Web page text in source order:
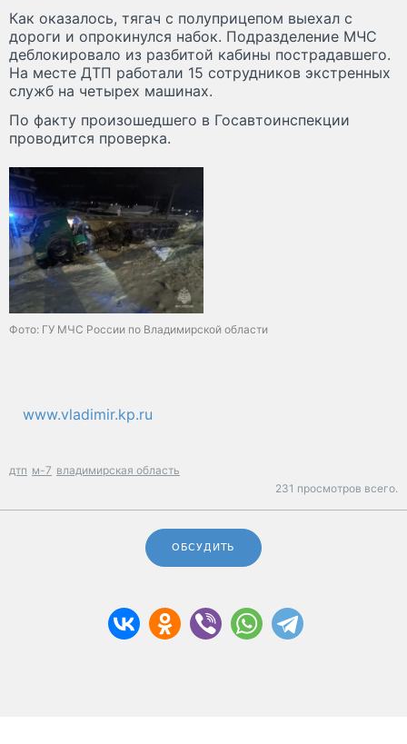
Как оказалось, тягач с полуприцепом выехал с
дороги и опрокинулся набок. Подразделение МЧС
деблокировало из разбитой кабины пострадавшего.
На месте ДТП работали 15 сотрудников экстренных
служб на четырех машинах.
По факту произошедшего в Госавтоинспекции
проводится проверка.
Фото: ГУ МЧС России по Владимирской области
www.vladimir.kp.ru
дтп м-7 владимирская область
231 просмотров всего.
ОБСУДИТЬ